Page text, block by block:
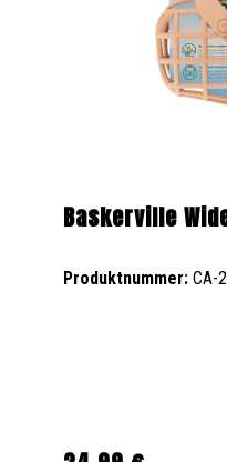
Baskerville
Produktnummer: CA-